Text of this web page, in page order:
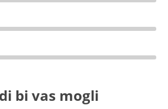
bi vas mogli